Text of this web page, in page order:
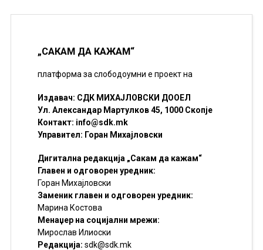
„САКАМ ДА КАЖАМ“
платформа за слободоумни е проект на
Издавач: СДК МИХАЈЛОВСКИ ДООЕЛ
Ул. Александар Мартулков 45, 1000 Скопје
Контакт: info@sdk.mk
Управител: Горан Михајловски
Дигитална редакција „Сакам да кажам“
Главен и одговорен уредник:
Горан Михајловски
Заменик главен и одговорен уредник:
Марина Костова
Менаџер на социјални мрежи:
Мирослав Илиоски
Редакцијa: sdk@sdk.mk